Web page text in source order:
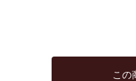
この